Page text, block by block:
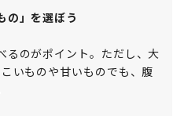
の」を選ぼう
るのがポイント。ただし、大
いものや甘いものでも、腹